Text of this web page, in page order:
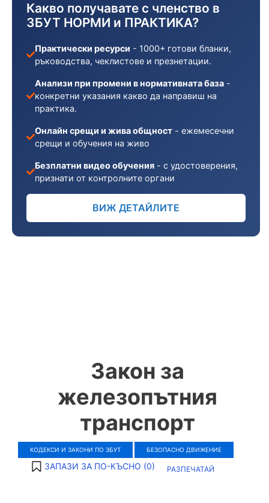
Закон за
железопътния
транспорт
КОДЕКСИ И ЗАКОНИ ПО ЗБУТ БЕЗОПАСНО ДВИЖЕНИЕ
ЗАПАЗИ ЗА ПО-КЪСНО (0) РАЗПЕЧАТАЙ
Какво получавате с членство в
ЗБУТ НОРМИ и ПРАКТИКА?
Практически ресурси - 1000+ готови бланки,
ръководства, чеклистове и презнетации.
Анализи при промени в нормативната база -
конкретни указания какво да направиш на
практика.
Онлайн срещи и жива общност - ежемесечни
срещи и обучения на живо
Безплатни видео обучения - с удостоверения,
признати от контролните органи
ВИЖ ДЕТАЙЛИТЕ